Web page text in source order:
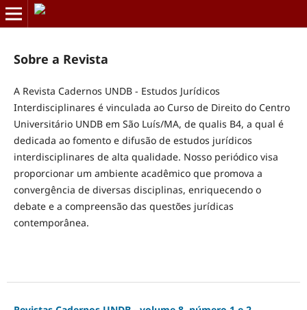
Sobre a Revista
A Revista Cadernos UNDB - Estudos Jurídicos
Interdisciplinares é vinculada ao Curso de Direito do Centro
Universitário UNDB em São Luís/MA, de qualis B4, a qual é
dedicada ao fomento e difusão de estudos jurídicos
interdisciplinares de alta qualidade. Nosso periódico visa
proporcionar um ambiente acadêmico que promova a
convergência de diversas disciplinas, enriquecendo o
debate e a compreensão das questões jurídicas
contemporânea.